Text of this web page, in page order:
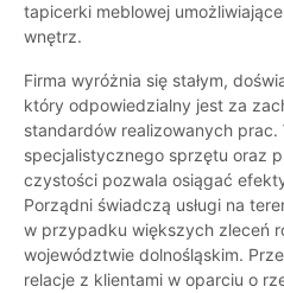
tapicerki meblowej
wnętrz.
Firma wyróżnia się stałym,
który odpowiedzialny jest za
standardów realizowanych
specjalistycznego sprzętu oraz
czystości pozwala osiągać
Porządni świadczą usługi na
w przypadku większych zleceń
województwie dolnośląskim.
relacje z klientami w oparciu o